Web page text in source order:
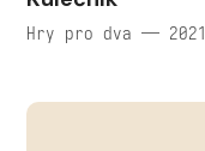
Hry pro dva — 2021